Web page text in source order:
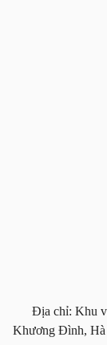
Địa chỉ: Khu
Khương Đình,